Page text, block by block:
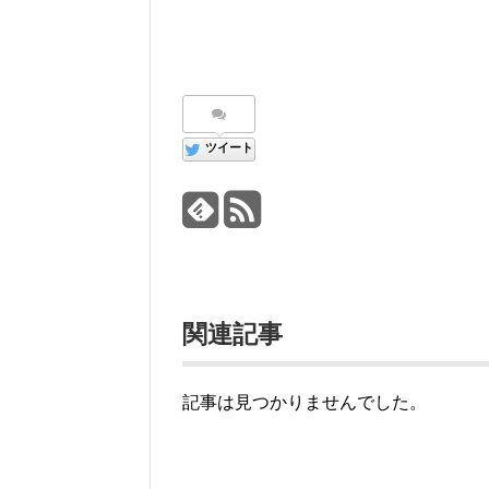
ツイート
関連記事
記事は見つかりませんでした。